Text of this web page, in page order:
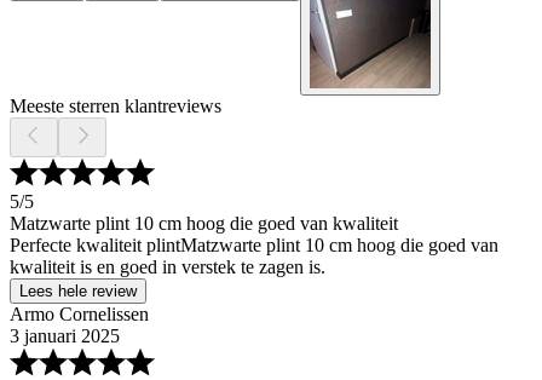
Meeste sterren klantreviews
5/5
Matzwarte plint 10 cm hoog die goed van kwaliteit
Perfecte kwaliteit plintMatzwarte plint 10 cm hoog die goed van
kwaliteit is en goed in verstek te zagen is.
Lees hele review
Armo Cornelissen
3 januari 2025